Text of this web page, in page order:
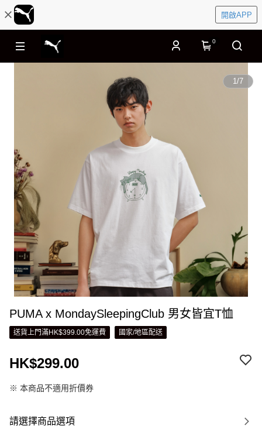
開啟APP
0
1/7
PUMA x MondaySleepingClub 男女皆宜T恤
送貨上門滿HK$399.00免運費 國家/地區配送
HK$299.00
※ 本商品不適用折價券
請選擇商品選項